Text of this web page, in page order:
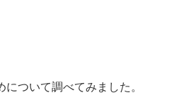
ついて調べてみました。